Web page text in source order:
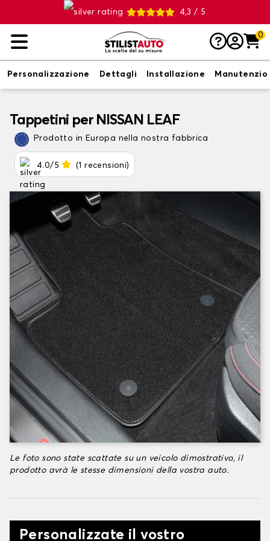
4,3 / 5
0
Personalizzazione Dettagli Installazione
Tappetini per NISSAN LEAF
Prodotto in Europa nella nostra fabbrica
4.0/5 (1 recensioni)
Le foto sono state scattate su un veicolo dimostrativo, il
prodotto avrà le stesse dimensioni della vostra auto.
Personalizzate il vostro